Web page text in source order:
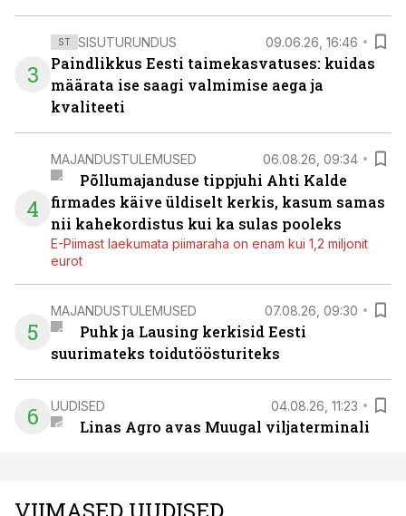
3
ST SISUTURUNDUS 09.06.26, 16:46
Paindlikkus Eesti taimekasvatuses: kuidas
määrata ise saagi valmimise aega ja
kvaliteeti
4
MAJANDUSTULEMUSED 06.08.26, 09:34
Põllumajanduse tippjuhi Ahti Kalde
firmades käive üldiselt kerkis, kasum samas
nii kahekordistus kui ka sulas pooleks
E-Piimast laekumata piimaraha on enam kui 1,2 miljonit
eurot
5
MAJANDUSTULEMUSED 07.08.26, 09:30
Puhk ja Lausing kerkisid Eesti
suurimateks toidutöösturiteks
6 UUDISED 04.08.26, 11:23
Linas Agro avas Muugal viljaterminali